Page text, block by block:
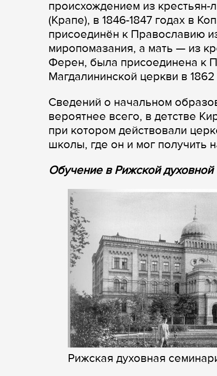
происхождением из
(Крапе), в 1846-1847 годах в
присоединён к Православию
миропомазания, а мать — из
Ферен, была присоединена к
Магдалининской церкви в 1862
Сведений о начальном
вероятнее всего, в детстве
при котором действовали
школы, где он и мог получить
Обучение в Рижской
Рижская духовная